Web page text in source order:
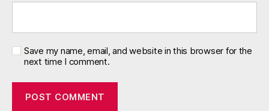
Save my name, email, and website in this browser for the
next time I comment.